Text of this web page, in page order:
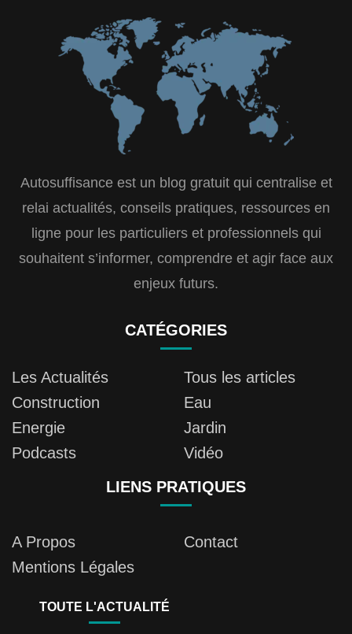
Autosuffisance est un blog gratuit qui centralise et
relai actualités, conseils pratiques, ressources en
ligne pour les particuliers et professionnels qui
souhaitent s’informer, comprendre et agir face aux
enjeux futurs.
CATÉGORIES
Les Actualités
Tous les articles
Construction
Eau
Energie
Jardin
Podcasts
Vidéo
LIENS PRATIQUES
A Propos
Contact
Mentions Légales
TOUTE L'ACTUALITÉ